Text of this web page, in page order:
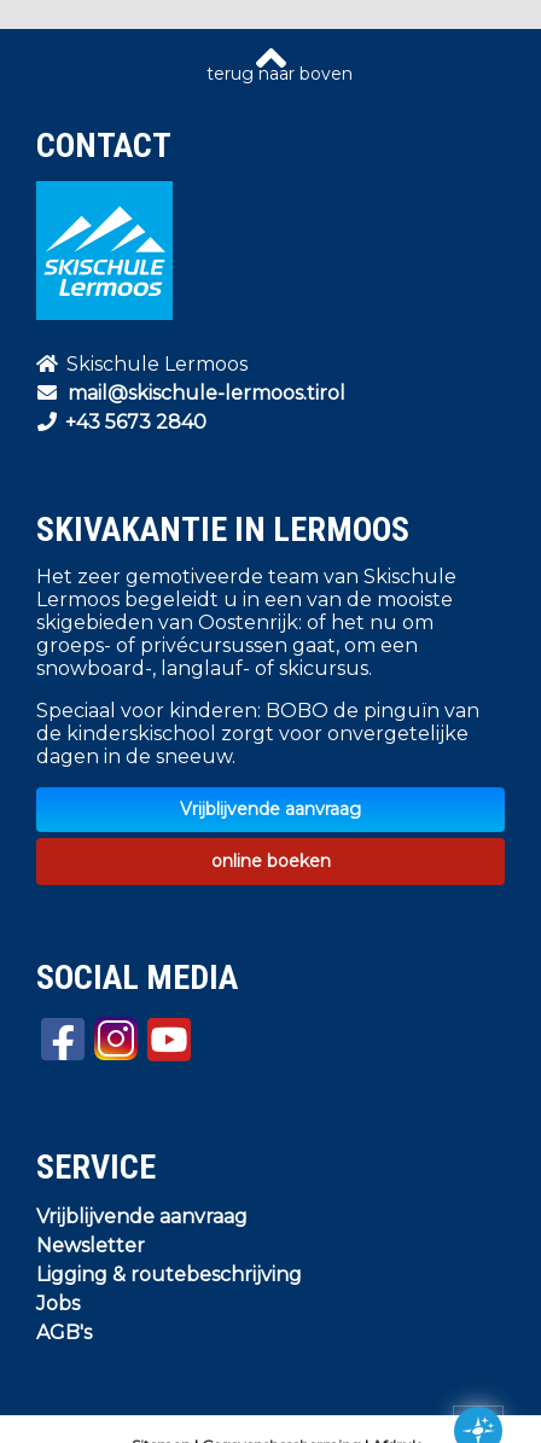
CONTACT
Skischule Lermoos
mail@skischule-lermoos.tirol
+43 5673 2840
SKIVAKANTIE IN LERMOOS
Het zeer gemotiveerde team van Skischule
Lermoos begeleidt u in een van de mooiste
skigebieden van Oostenrijk: of het nu om
groeps- of privécursussen gaat, om een
snowboard-, langlauf- of skicursus.
Speciaal voor kinderen: BOBO de pinguïn van
de kinderskischool zorgt voor onvergetelijke
dagen in de sneeuw.
Vrijblijvende aanvraag
online boeken
SOCIAL MEDIA
SERVICE
Vrijblijvende aanvraag
Newsletter
Ligging & routebeschrijving
Jobs
AGB's